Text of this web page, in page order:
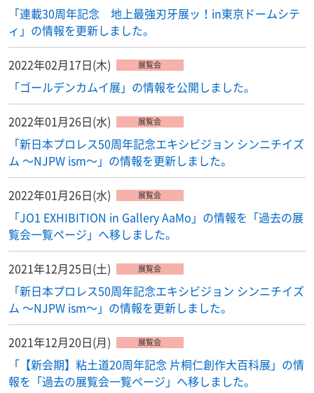
「連載30周年記念 地上最強刃牙展ッ！in東京ドームシテ
ィ」の情報を更新しました。
2022年02月17日(木) 展覧会
「ゴールデンカムイ展」の情報を公開しました。
2022年01月26日(水) 展覧会
「新日本プロレス50周年記念エキシビジョン シンニチイズ
ム 〜NJPW ism〜」の情報を更新しました。
2022年01月26日(水) 展覧会
「JO1 EXHIBITION in Gallery AaMo」の情報を「過去の展
覧会一覧ページ」へ移しました。
2021年12月25日(土) 展覧会
「新日本プロレス50周年記念エキシビジョン シンニチイズ
ム 〜NJPW ism〜」の情報を更新しました。
2021年12月20日(月) 展覧会
「【新会期】粘土道20周年記念 片桐仁創作大百科展」の情
報を「過去の展覧会一覧ページ」へ移しました。